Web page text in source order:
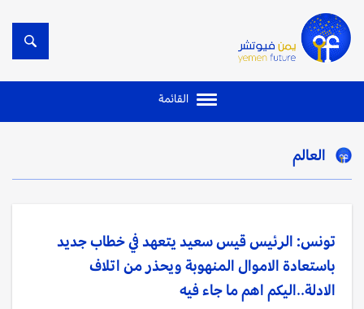
القائمة
العالم
تونس: الرئيس قيس سعيد يتعهد في خطاب جديد
باستعادة الاموال المنهوبة ويحذر من اتلاف
الادلة..اليكم اهم ما جاء فيه